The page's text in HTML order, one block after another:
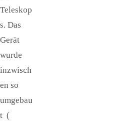
Teleskop
s. Das
Gerät
wurde
inzwisch
en so
umgebau
t (